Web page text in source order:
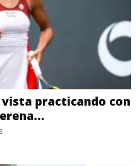
practicando con